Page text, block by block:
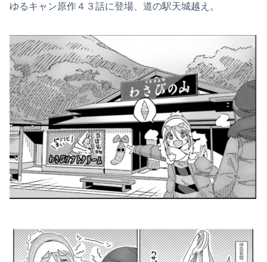
ゆるキャン原作４３話に登場、道の駅天城越え。